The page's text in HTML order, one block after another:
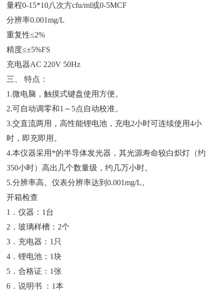
量程0-15*10八次方cfu/ml或0-5MCF
分辨率0.001mg/L
重复性≤2%
精度≤±5%FS
充电器AC 220V 50Hz
三、 特点：
1.微电脑，触摸式键盘使用方便。
2.可自动调零和1～5点自动校准。
3.交直流两用，高性能锂电池，充电2小时可连续使用4小
时，即充即用。
4.本仪器采用*的半导体发光器，其光源寿命较白炽灯（约
350小时）高出几个数量级，约几万小时。
5.分辨率高。仪表分辨率达到0.001mg/L。
开箱检查
1．仪器：1台
2．玻璃样槽：2个
3．充电器：1只
4．锂电池：1块
5．合格证：1张
6．说明书 ：1本